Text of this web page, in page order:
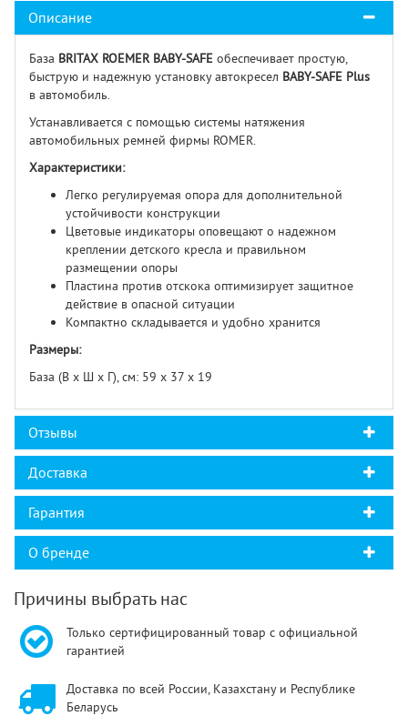
Описание
База BRITAX ROEMER BABY-SAFE обеспечивает простую,
быструю и надежную установку автокресел BABY-SAFE Plus
в автомобиль.
Устанавливается с помощью системы натяжения
автомобильных ремней фирмы ROMER.
Характеристики:
Легко регулируемая опора для дополнительной
устойчивости конструкции
Цветовые индикаторы оповещают о надежном
креплении детского кресла и правильном
размещении опоры
Пластина против отскока оптимизирует защитное
действие в опасной ситуации
Компактно складывается и удобно хранится
Размеры:
База (В х Ш х Г), см: 59 х 37 х 19
Отзывы
Доставка
Гарантия
О бренде
Причины выбрать нас
Только сертифицированный товар с официальной
гарантией
Доставка по всей России, Казахстану и Республике
Беларусь